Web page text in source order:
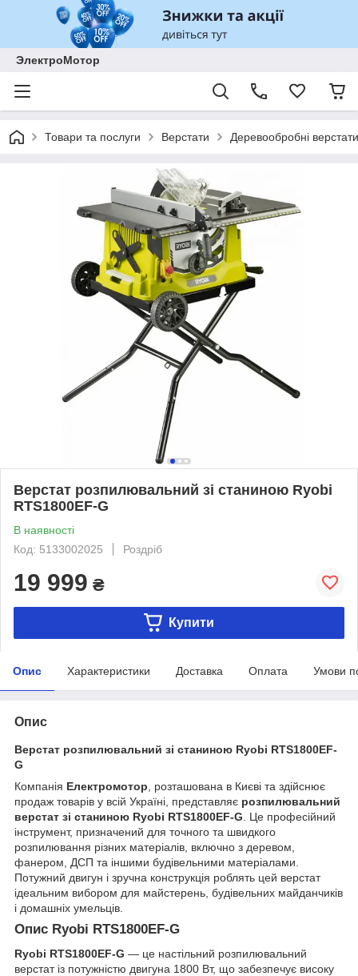
ЭлектроМотор
Товари та послуги Верстати Деревообробні верстати
Верстат розпилювальний зі станиною Ryobi
RTS1800EF-G
В наявності
Код: 5133002025
Роздріб
19 999 ₴
Купити
Опис Характеристики Доставка Оплата Умови
Опис
Верстат розпилювальний зі станиною Ryobi RTS1800EF-
G
Компанія Електромотор , розташована в Києві та здійснює
продаж товарів у всій Україні, представляє розпилювальний
верстат зі станиною Ryobi RTS1800EF-G . Це професійний
інструмент, призначений для точного та швидкого
розпилювання різних матеріалів, включно з деревом,
фанером, ДСП та іншими будівельними матеріалами.
Потужний двигун і зручна конструкція роблять цей верстат
ідеальним вибором для майстерень, будівельних майданчиків
і домашніх умельців.
Опис Ryobi RTS1800EF-G
Ryobi RTS1800EF-G — це настільний розпилювальний
верстат із потужністю двигуна 1800 Вт, що забезпечує високу